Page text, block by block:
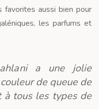
favorites aussi bien pour
les parfums et
a une jolie
de queue de
à tous les types de